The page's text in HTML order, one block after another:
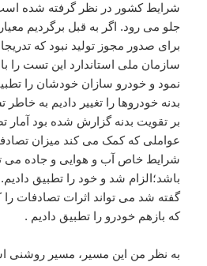
شرایط کشور در نظر گرفته شده است
جلو می رود. اگر به قبل برگردیم
برای صدور مجوز تولید نبود که
سازمان ملی استاندارد این تست را
نمود و خودرو سازان خودشان را
بر تقویت بدنه گزارش شده بود آمار
عواملی که کمک می کند میزان
باشد؛الزام شد و خود را تطبیق
گفته شد می تواند اثرات تصادفات
که بازهم خودرو را تطبیق دادیم .
به نظر من این مسیر، مسیر